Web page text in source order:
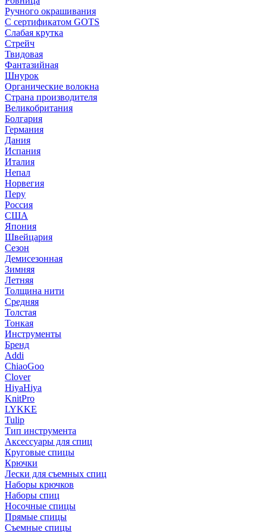
Ручного окрашивания
С сертификатом GOTS
Слабая крутка
Стрейч
Твидовая
Фантазийная
Шнурок
Органические волокна
Страна производителя
Великобритания
Болгария
Германия
Дания
Испания
Италия
Непал
Норвегия
Перу
Россия
США
Япония
Швейцария
Сезон
Демисезонная
Зимняя
Летняя
Толщина нити
Средняя
Толстая
Тонкая
Инструменты
Бренд
Addi
ChiaoGoo
Clover
HiyaHiya
KnitPro
LYKKE
Tulip
Тип инструмента
Аксессуары для спиц
Круговые спицы
Крючки
Лески для съемных спиц
Наборы крючков
Наборы спиц
Носочные спицы
Прямые спицы
Съемные спицы